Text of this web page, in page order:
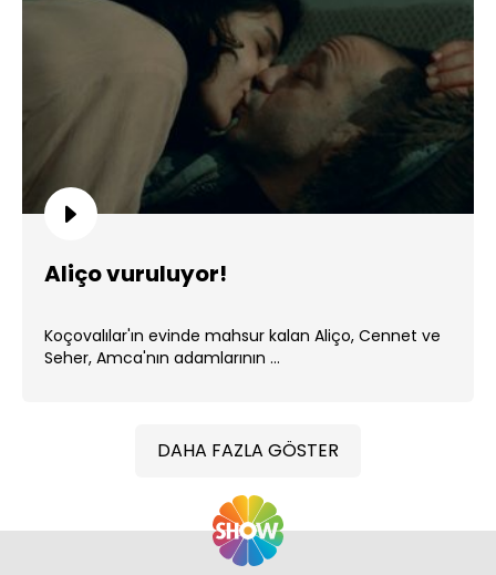
Aliço vuruluyor!
Koçovalılar'ın evinde mahsur kalan Aliço, Cennet ve
Seher, Amca'nın adamlarının ...
DAHA FAZLA GÖSTER